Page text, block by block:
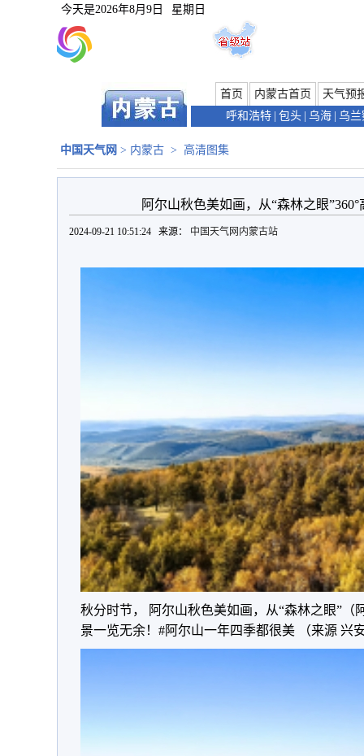
今天是2026年8月9日 星期日
首页 内蒙古首页
天气预
呼和浩特 包头 乌海 乌兰
中国天气网 > 内蒙古 > 高清图集
阿尔山秋色美如画，从“森林之眼
2024-09-21 10:51:24 来源： 中国天气网内蒙古站
秋分时节， 阿尔山秋色美如画，从“森林之眼”（
景一览无余！#阿尔山一年四季都很美 （来源 兴